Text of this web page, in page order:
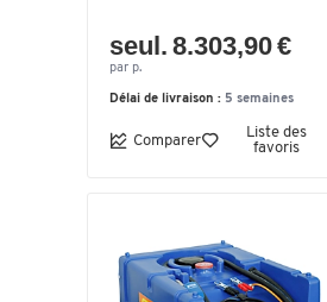
seul. 8.303,90 €
par p.
Délai de livraison : 5 semaines
Comparer
Liste des
favoris